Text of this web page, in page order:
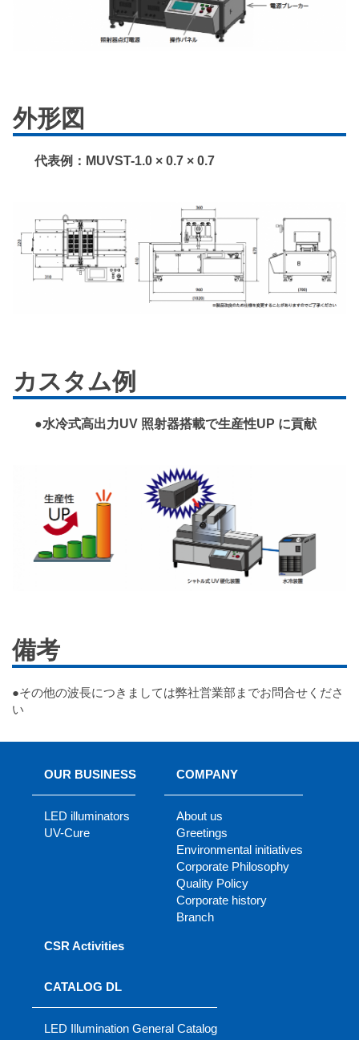
外形図
代表例：MUVST-1.0 × 0.7 × 0.7
カスタム例
●水冷式高出力UV 照射器搭載で生産性UP に貢献
備考
●その他の波長につきましては弊社営業部までお問合せくださ
い
OUR BUSINESS
LED illuminators
UV-Cure
COMPANY
About us
Greetings
Environmental initiatives
Corporate Philosophy
Quality Policy
Corporate history
Branch
CSR Activities
CATALOG DL
LED Illumination General Catalog